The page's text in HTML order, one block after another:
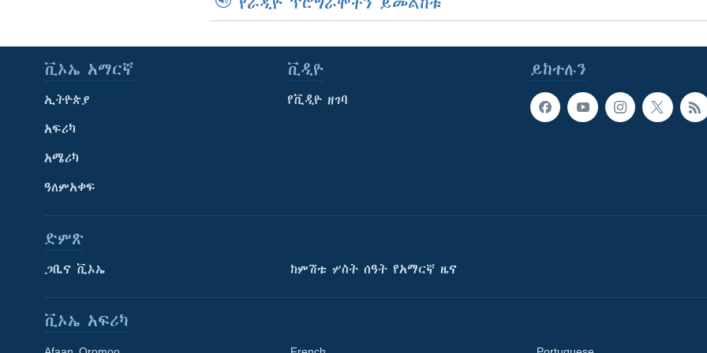
ይከተሉን
ቪኦኤ አማርኛ
ኢትዮጵያ
አፍሪካ
አሜሪካ
ዓለምአቀፍ
ቪዲዮ
የቪዲዮ ዘገባ
ድምጽ
ጋቢና ቪኦኤ ከምሽቱ ሦስት ሰዓት የአማርኛ ዜና
ቪኦኤ አፍሪካ